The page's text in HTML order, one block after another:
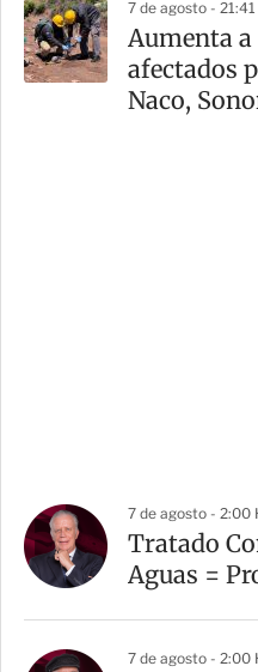
7 de agosto -
Aumenta a
afectados
Naco,
7 de agosto - 2:00
Tratado
Aguas =
7 de agosto - 2:00